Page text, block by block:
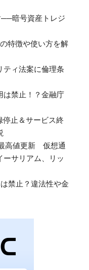
暗号資産トレジ
特徴や使い方を解
ティ法案に倫理条
は禁止！？金融庁
止＆サービス終
高値更新 仮想通
サリアム、リッ
禁止？違法性や金